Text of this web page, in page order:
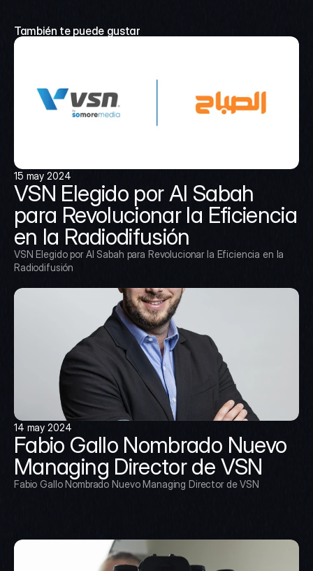
También te puede gustar
15 may 2024
VSN Elegido por Al Sabah
para Revolucionar la Eficiencia
en la Radiodifusión
VSN Elegido por Al Sabah para Revolucionar la Eficiencia en la
Radiodifusión
14 may 2024
Fabio Gallo Nombrado Nuevo
Managing Director de VSN
Fabio Gallo Nombrado Nuevo Managing Director de VSN